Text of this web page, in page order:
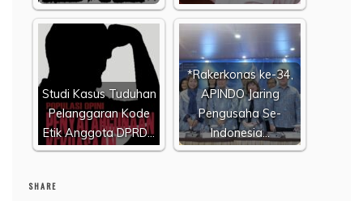
Studi Kasus Tuduhan
Pelanggaran Kode
Etik Anggota DPRD…
*Rakerkonas ke-34,
APINDO Jaring
Pengusaha Se-
Indonesia…
SHARE